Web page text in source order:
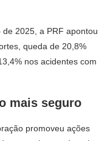
2025, a PRF apontou
queda de 20,8%
nos acidentes com
mais seguro
promoveu ações